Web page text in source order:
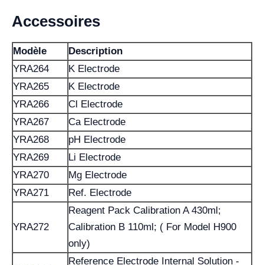
Accessoires
Modèle
Description
YRA264
K Electrode
YRA265
K Electrode
YRA266
Cl Electrode
YRA267
Ca Electrode
YRA268
pH Electrode
YRA269
Li Electrode
YRA270
Mg Electrode
YRA271
Ref. Electrode
YRA272
Reagent Pack Calibration A 430ml;
Calibration B 110ml; ( For Model H900
only)
Reference Electrode Internal Solution -